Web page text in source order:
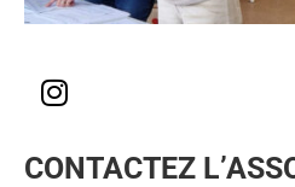
CONTACTEZ